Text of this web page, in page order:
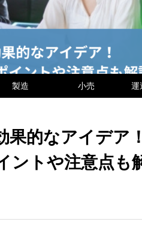
製造 小売 運
果的なアイデア
ントや注意点も